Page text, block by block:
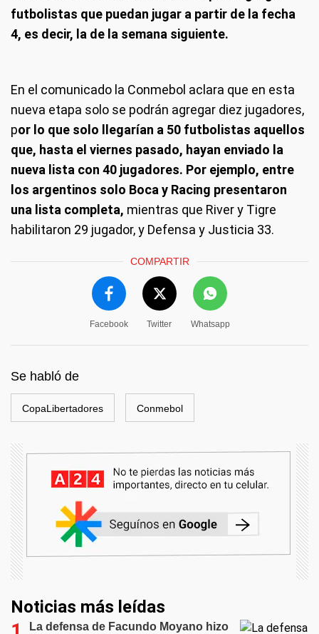
futbolistas que puedan jugar a partir de la fecha
4, es decir, la de la semana siguiente.
En el comunicado la Conmebol aclara que en esta
nueva etapa solo se podrán agregar diez jugadores,
por lo que solo llegarían a 50 futbolistas aquellos
que, hasta el viernes pasado, hayan enviado la
nueva lista con 40 jugadores. Por ejemplo, entre
los argentinos solo Boca y Racing presentaron
una lista completa, mientras que River y Tigre
habilitaron 29 jugador, y Defensa y Justicia 33.
COMPARTIR
Facebook Twitter Whatsapp
Se habló de
CopaLibertadores Conmebol
Noticias más leídas
La defensa de Facundo Moyano hizo